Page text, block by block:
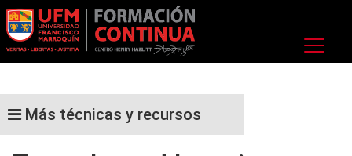
Más técnicas y recursos